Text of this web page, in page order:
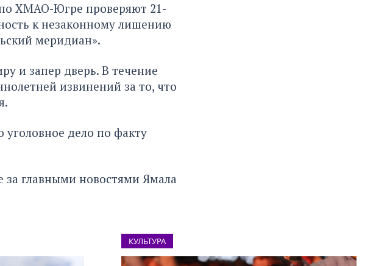
ХМАО-Югре проверяют 21-
к незаконному лишению
меридиан».
и запер дверь. В течение
извинений за то, что
дело по факту
за главными новостями Ямала
КУЛЬТУРА